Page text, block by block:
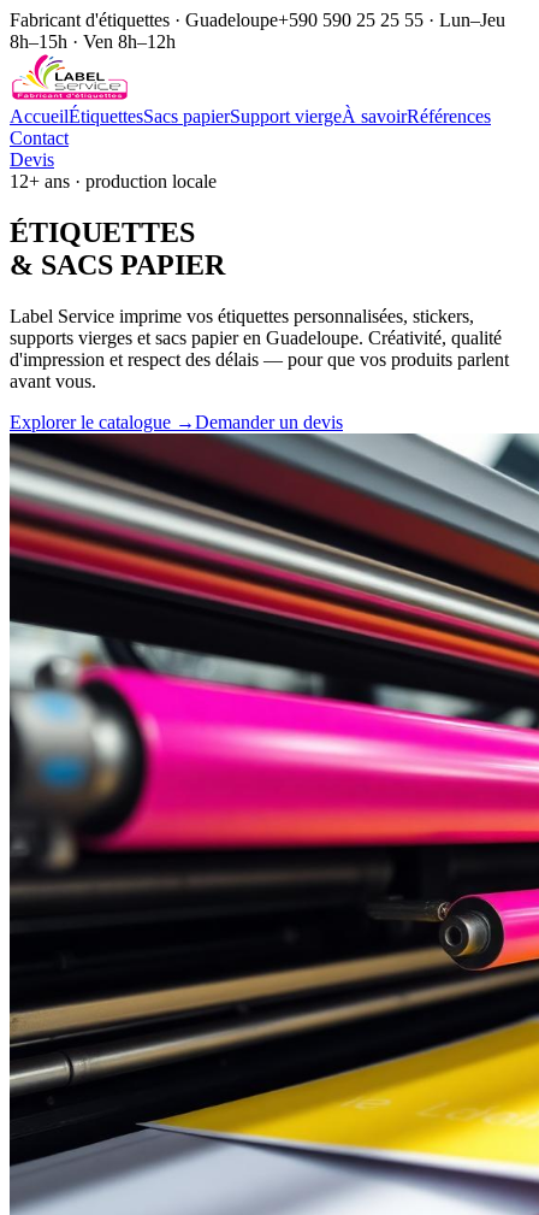
Fabricant d'étiquettes · Guadeloupe+590 590 25 25 55 · Lun–Jeu
8h–15h · Ven 8h–12h
AccueilÉtiquettesSacs papierSupport viergeÀ savoirRéférences
Contact
Devis
12+ ans · production locale
ÉTIQUETTES
& SACS PAPIER
Label Service imprime vos étiquettes personnalisées, stickers,
supports vierges et sacs papier en Guadeloupe. Créativité, qualité
d'impression et respect des délais — pour que vos produits parlent
avant vous.
Explorer le catalogue →Demander un devis